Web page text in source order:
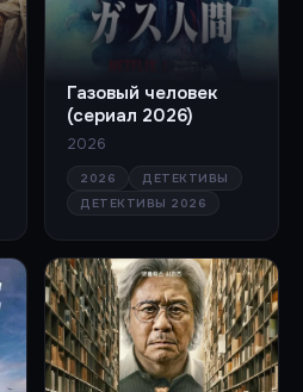
Газовый человек
(сериал 2026)
2026
2026
ДЕТЕКТИВЫ
ДЕТЕКТИВЫ 2026